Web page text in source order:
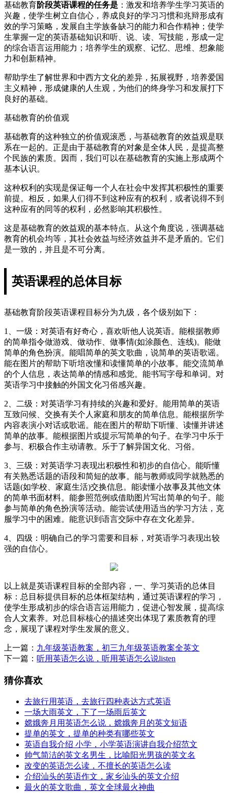
基础教育阶段英语课程的任务是 ：激发和培养学生学习英语的
兴趣，使学生树立自信心，养成良好的学习习惯和兆辩形成有
效的学习策略，发展自主学族备缺习的能力和合作精神；使学
生掌握一定的英语基础知识和听、说、读、写技能，形成一定
的综合语言运用能力；培养学生的观察、记忆、思维、想象能
力和创新精神。
帮助学生了解世界和中西方文化的差异，拓展视野，培养爱国
主义精神，形成健康的人生观，为他们的终身学习和发展打下
良好的基础。
基础教育的价值观
基础教育的这种独立的价值观滚悉，与基础教育的效益观是联
系在一起的。正是由于基础教育的对象是全体人民，是提高整
个民族的素质。因而，我们可以在基础教育的实施上形成两个
基本认识。
这种权利的实现是保证每一个人在社会中发挥其积极性的重要
前提。相反，如果人们得不到这种应有的权利，或者说得不到
这种应有的同等的权利，必然影响其积极性。
这是基础教育的效益观的基本特点。从这个角度说，强调基础
教育的机会均等，其社会效益与经济效益并不是矛盾的。它们
是一致的，并且是不可分离。
英语课程的总体目标
基础教育阶段英语课程目标分为九级，各个级别如下：
1、一级：对英语有好奇心，喜欢听他人说英语。能根据教师
的简单指令做游戏、做动作、做事情(如涂颜色、连线)。能做
简单的角色扮演。能唱简单的英文歌曲，说简单的英语歌谣。
能在图片的帮助下听培改懂和读懂简单的小故事。能交流简单
的个人信息，表达简单的情感和感觉。能书写字母和单词。对
英语学习中接触的外国文化习俗感兴趣。
2、二级：对英语学习有持续的兴趣和爱好。能用简单的英语
互致问候、交换有关个人家庭和朋友的简单信息。能根据所学
内容表演小对话或歌谣。能在图片的帮助下听懂、读懂并讲述
简单的故事。能根据图片或提示写简单的句子。在学习中乐于
参与、积极合作主动请教。乐于了解异国文化、习俗。
3、三级：对英语学习表现出积极性和初步的自信心。能听懂
有关熟悉话题的语段和简短的故事。能与教师或同学就熟悉的
话题(如学校、家庭生活)交换信息。能读懂小故事及其他文体
的简单书面材料。能参照范例或借助图片写出简单的句子。能
参与简单的角色扮演等活动。能尝试使用适当的学习方法，克
服学习中的困难。能意识到语言交际中存在文化差异。
4、四级：明确自己的学习需要和目标，对英语学习表现出较
强的自信心。
以上就是英语课程目标的全部内容，一、学习英语的总体目
标：总目标提供目标的总体框架结构，通过英语课程的学习，
使学生形成初步的综合语言运用能力，促进心智发展，提高综
合人文素养。对总目标核心的描述突出体现了素质教育的理
念，展现了课程对学生发展的意义。
上一篇： 九年级英语教案，初三九年级英语教案全英文
下一篇： 听用英语怎么说，听用英语怎么说listen
猜你喜欢
去旅行用英语，去旅行四种表达方式英语
一场大雨英文，下了一场雨后英文
嫦娥奔月用英语怎么说，嫦娥奔月的英文短语
提单的英文，提单的种类有哪些英文
英语自我介绍 小学，小学英语演讲自我介绍范文
帅气简洁的英文名男生，比喻阳光男孩的英文名
改变的英语怎么读，不擅长的英语怎么读
介绍汕头的英语作文，家乡汕头的英文介绍
最火的英文歌曲，英文全球最火神曲